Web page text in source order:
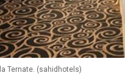
Ternate. (sahidhotels)